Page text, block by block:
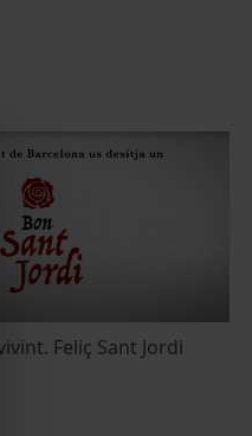
Feliç Sant Jordi